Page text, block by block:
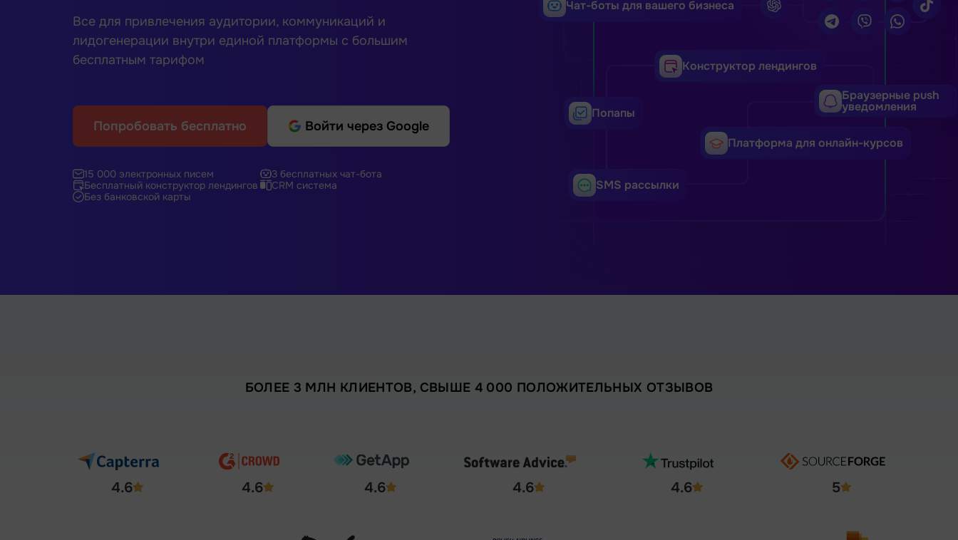
Все для привлечения аудитории, коммуникаций и
лидогенерации внутри единой платформы с большим
бесплатным тарифом
Попробовать бесплатно Войти через Google
15 000 электронных писем
3 бесплатных чат-бота
Бесплатный конструктор лендингов
CRM система
Без банковской карты
Чат-боты для вашего бизнеса
Конструктор лендингов
Попапы
Браузерные push
уведомления
Платформа для онлайн-курсов
SMS рассылки
БОЛЕЕ 3 МЛН КЛИЕНТОВ, СВЫШЕ 4 000 ПОЛОЖИТЕЛЬНЫХ ОТЗЫВОВ
4.6 4.6 4.6 4.6 4.6 5